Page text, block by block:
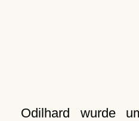
Odilhard wurde